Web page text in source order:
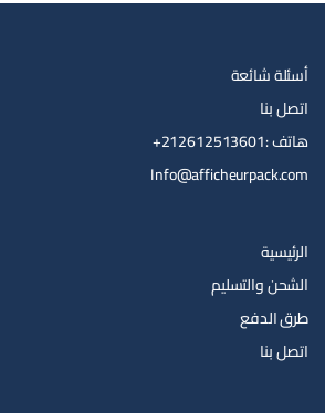
أسئلة شائعة
اتصل بنا
هاتف :212612513601+
Info@afficheurpack.com
الرئيسية
الشحن والتسليم
طرق الدفع
اتصل بنا